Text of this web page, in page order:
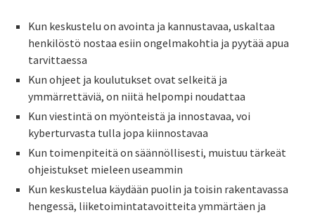
Kun keskustelu on avointa ja kannustavaa, uskaltaa
henkilöstö nostaa esiin ongelmakohtia ja pyytää apua
tarvittaessa
Kun ohjeet ja koulutukset ovat selkeitä ja
ymmärrettäviä, on niitä helpompi noudattaa
Kun viestintä on myönteistä ja innostavaa, voi
kyberturvasta tulla jopa kiinnostavaa
Kun toimenpiteitä on säännöllisesti, muistuu tärkeät
ohjeistukset mieleen useammin
Kun keskustelua käydään puolin ja toisin rakentavassa
hengessä, liiketoimintatavoitteita ymmärtäen ja